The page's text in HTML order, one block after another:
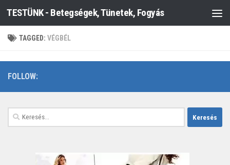
Skip to content
TESTÜNK - Betegségek, Tünetek, Fogyás
TAGGED: VÉGBÉL
FOLLOW:
Keresés: